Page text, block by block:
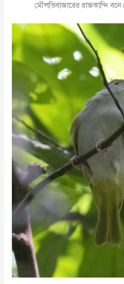
মৌলভিবাজারের রাজকান্দি বনে।